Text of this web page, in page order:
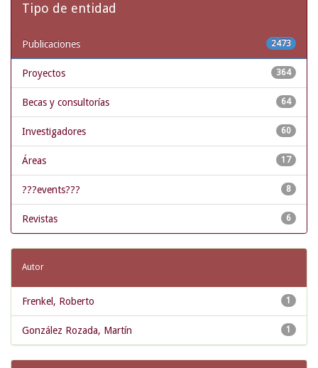
Tipo de entidad
2473
Publicaciones
364
Proyectos
64
Becas y consultorías
60
Investigadores
17
Áreas
8
???events???
6
Revistas
Autor
1
Frenkel, Roberto
1
González Rozada, Martín